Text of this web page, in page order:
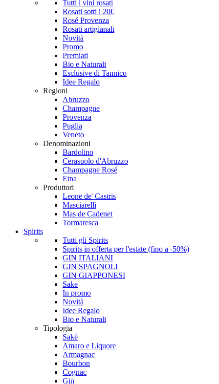
Tutti i vini rosati
Rosati sotti i 20€
Rosé Provenza
Rosati artigianali
Novità
Promo
Premiati
Bio e Naturali
Esclusive di Tannico
Idee Regalo
Regioni
Abruzzo
Champagne
Provenza
Puglia
Veneto
Denominazioni
Bardolino
Cerasuolo d'Abruzzo
Champagne Rosé
Etna
Produttori
Leone de' Castris
Masciarelli
Mas de Cadenet
Tormaresca
Spirits
Tutti gli Spirits
Spirits in offerta per l'estate (fino a -50%)
GIN ITALIANI
GIN SPAGNOLI
GIN GIAPPONESI
Sake
In promo
Novità
Idee Regalo
Bio e Naturali
Tipologia
Sakè
Amaro e Liquore
Armagnac
Bourbon
Cognac
Gin